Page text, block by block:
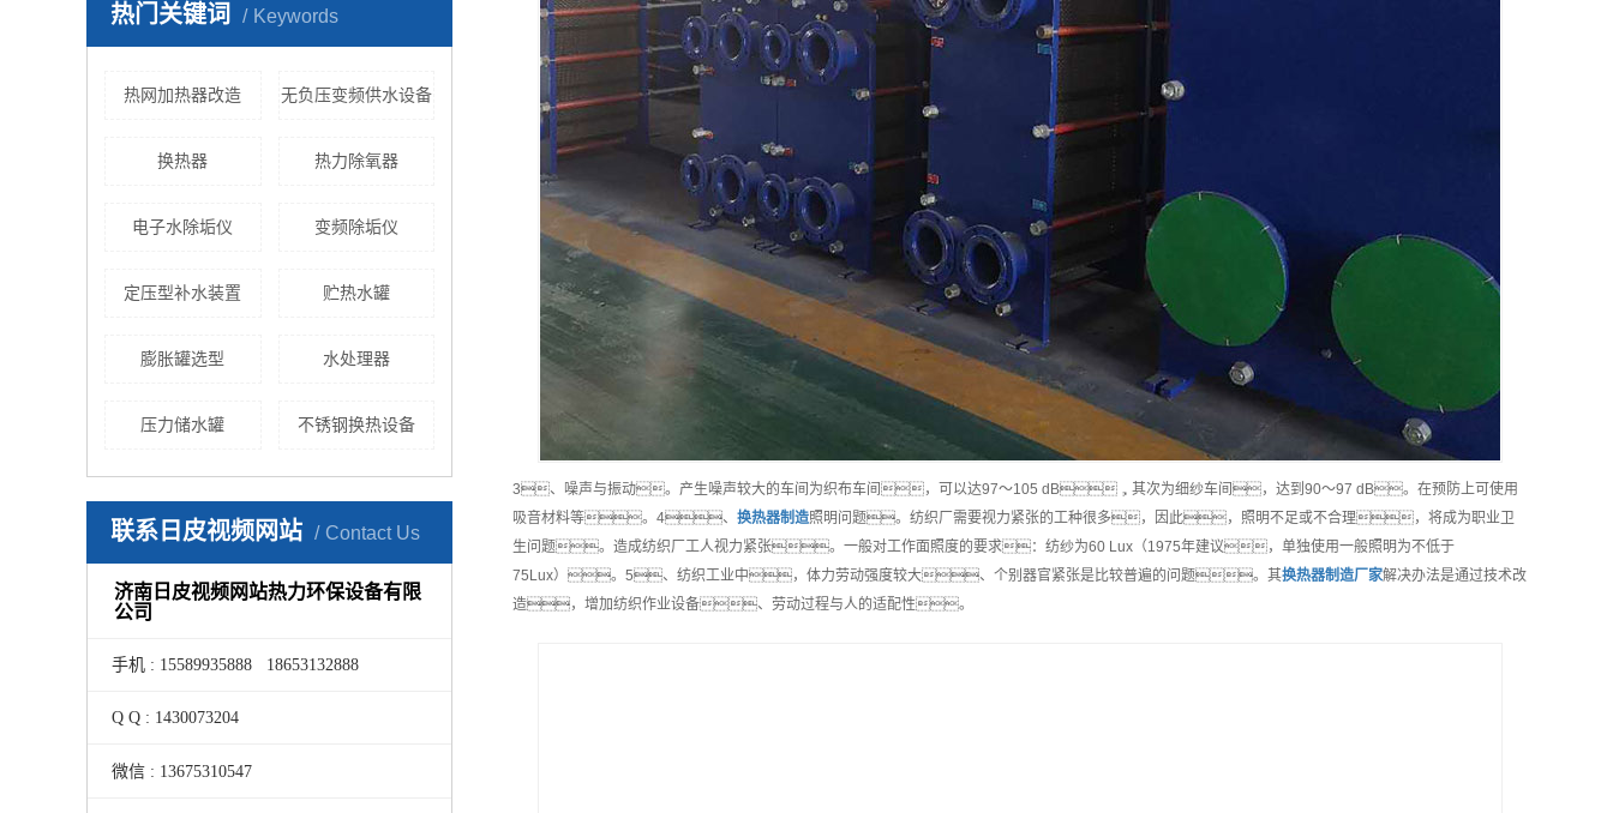
热门关键词 Keywords
热网加热器改造 无负压变频供水设备
换热器 热力除氧器
电子水除垢仪 变频除垢仪
定压型补水装置 贮热水罐
膨胀罐选型 水处理器
压力储水罐 不锈钢换热设备
联系日皮视频网站 Contact Us
济南日皮视频网站热力环保设备有限
公司
手机 : 15589935888 18653132888
Q Q : 1430073204
微信 : 13675310547
3、噪声与振动。产生噪声较大的车间为织布车间，可以达97～105 dB，其次为细纱车间，达到90～97 dB。在预防上可使用
吸音材料等。4、 换热器制造照明问题。纺织厂需要视力紧张的工种很多，因此，照明不足或不合理，将成为职业卫
生问题。造成纺织厂工人视力紧张。一般对工作面照度的要求：纺纱为60 Lux（1975年建议，单独使用一般照明为不低于
75Lux）。5、纺织工业中，体力劳动强度较大、个别器官紧张是比较普遍的问题。其换热器制造厂家解决办法是通过技术改
造，增加纺织作业设备、劳动过程与人的适配性。